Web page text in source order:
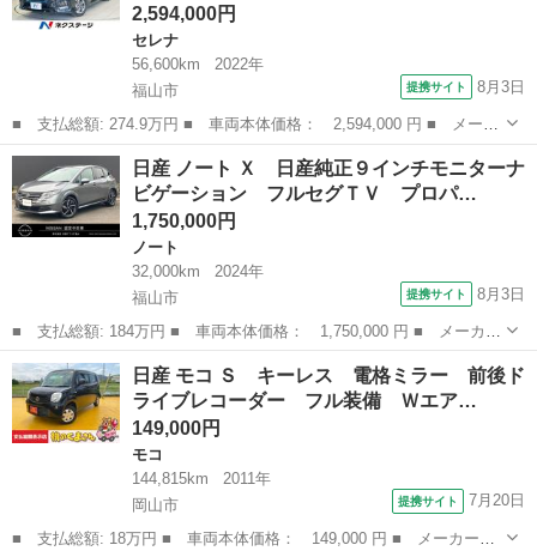
2,594,000円
セレナ
56,600km
2022年
福山市
提携サイト 8月3日
■ 支払総額: 274.9万円 ■ 車両本体価格： 2,594,000 円 ■ メーカ
ー名： 日産 ■ 車種名： セレナ ■ グレード名： ｅ－パワー
ハイウェイスターＶ 両側電動ドア 純正１０型ナビ 全周囲カメ
ラ プロパ...
広島 福山市 セレナ
日産 ノート Ｘ 日産純正９インチモニターナ
ビゲーション フルセグＴＶ プロパ…
1,750,000円
ノート
32,000km
2024年
福山市
提携サイト 8月3日
■ 支払総額: 184万円 ■ 車両本体価格： 1,750,000 円 ■ メーカー
名： 日産 ■ 車種名： ノート ■ グレード名： Ｘ 日産純正９
インチモニターナビゲーション フルセグＴＶ プロパイロット ツ
インドライ...
広島 福山市 ノート
日産 モコ Ｓ キーレス 電格ミラー 前後ド
ライブレコーダー フル装備 Ｗエア…
149,000円
モコ
144,815km
2011年
岡山市
提携サイト 7月20日
■ 支払総額: 18万円 ■ 車両本体価格： 149,000 円 ■ メーカー